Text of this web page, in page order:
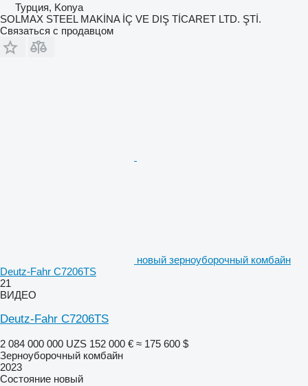
Турция, Konya
SOLMAX STEEL MAKİNA İÇ VE DIŞ TİCARET LTD. ŞTİ.
Связаться с продавцом
новый зерноуборочный комбайн
Deutz-Fahr C7206TS
21
ВИДЕО
Deutz-Fahr C7206TS
2 084 000 000 UZS 152 000 € ≈ 175 600 $
Зерноуборочный комбайн
2023
Состояние новый